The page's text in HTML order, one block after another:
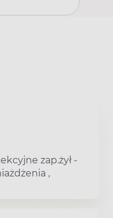
zap.żył -
,